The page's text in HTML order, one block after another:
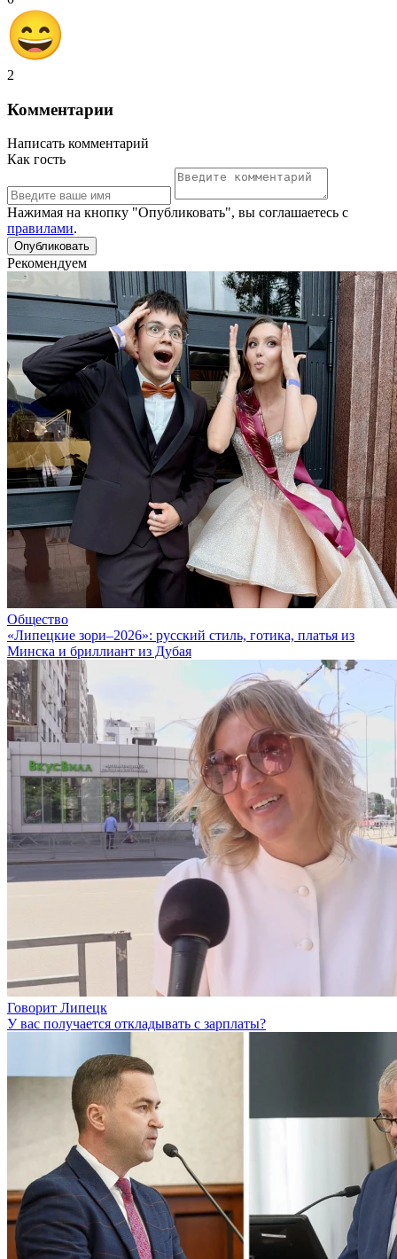
2
Комментарии
Написать комментарий
Как гость
Нажимая на кнопку "Опубликовать", вы соглашаетесь с
правилами.
Рекомендуем
Общество
«Липецкие зори–2026»: русский стиль, готика, платья из
Минска и бриллиант из Дубая
Говорит Липецк
У вас получается откладывать с зарплаты?